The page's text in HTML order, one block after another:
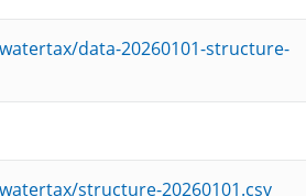
data-20260101-structure-
structure-20260101.csv